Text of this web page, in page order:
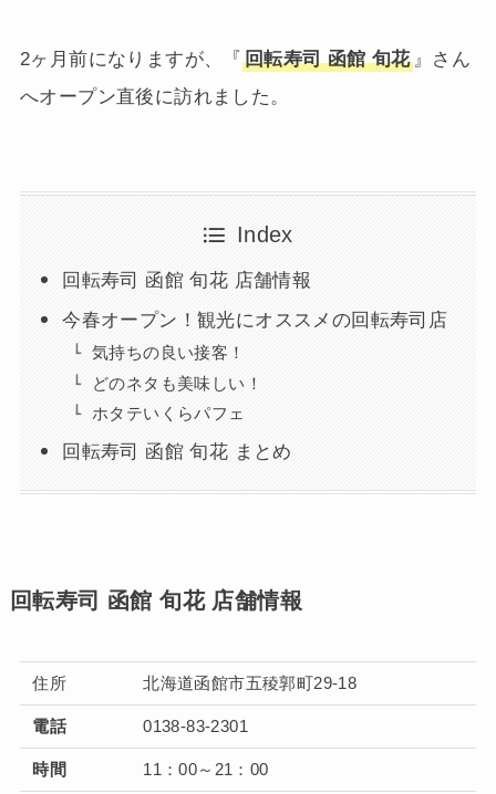
2ヶ月前になりますが、『 回転寿司 函館 旬花』さん
へオープン直後に訪れました。
Index
回転寿司 函館 旬花 店舗情報
今春オープン！観光にオススメの回転寿司店
気持ちの良い接客！
どのネタも美味しい！
ホタテいくらパフェ
回転寿司 函館 旬花 まとめ
回転寿司 函館 旬花 店舗情報
住所 北海道函館市五稜郭町29-18
電話 0138-83-2301
時間 11：00～21：00